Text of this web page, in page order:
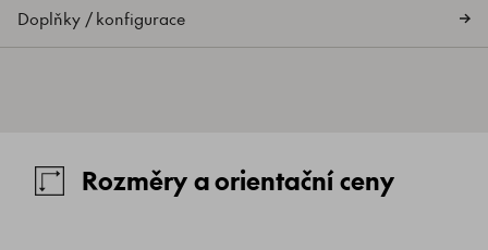
Doplňky / konfigurace
Rozměry a orientační ceny